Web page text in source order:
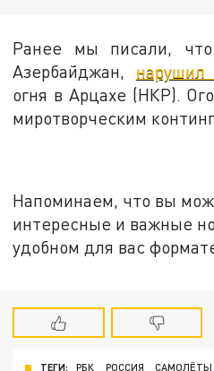
Ранее мы писали,
Азербайджан,
огня в Арцахе (НКР).
миротворческим
Напоминаем, что вы
интересные и важные
удобном для вас
ТЕГИ: РБК РОССИЯ САМОЛЁТЫ